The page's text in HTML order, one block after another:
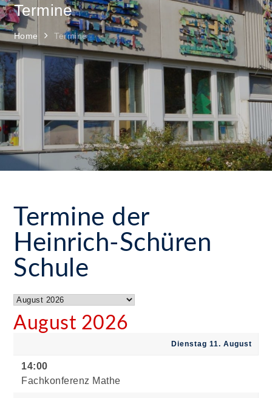
Termine
Home Termine
Termine der
Heinrich-Schüren
Schule
August 2026
Dienstag 11. August
14:00
Fachkonferenz Mathe